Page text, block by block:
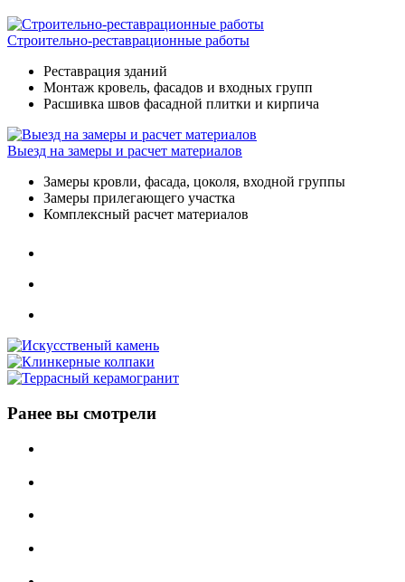
Строительно-реставрационные работы
Реставрация зданий
Монтаж кровель, фасадов и входных групп
Расшивка швов фасадной плитки и кирпича
Выезд на замеры и расчет материалов
Замеры кровли, фасада, цоколя, входной группы
Замеры прилегающего участка
Комплексный расчет материалов
Ранее вы смотрели